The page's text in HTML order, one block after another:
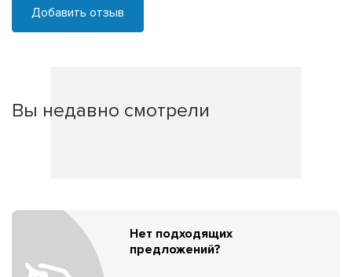
Добавить отзыв
Вы недавно смотрели
Нет подходящих
предложений?